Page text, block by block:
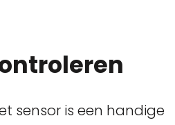
sensor is een handige